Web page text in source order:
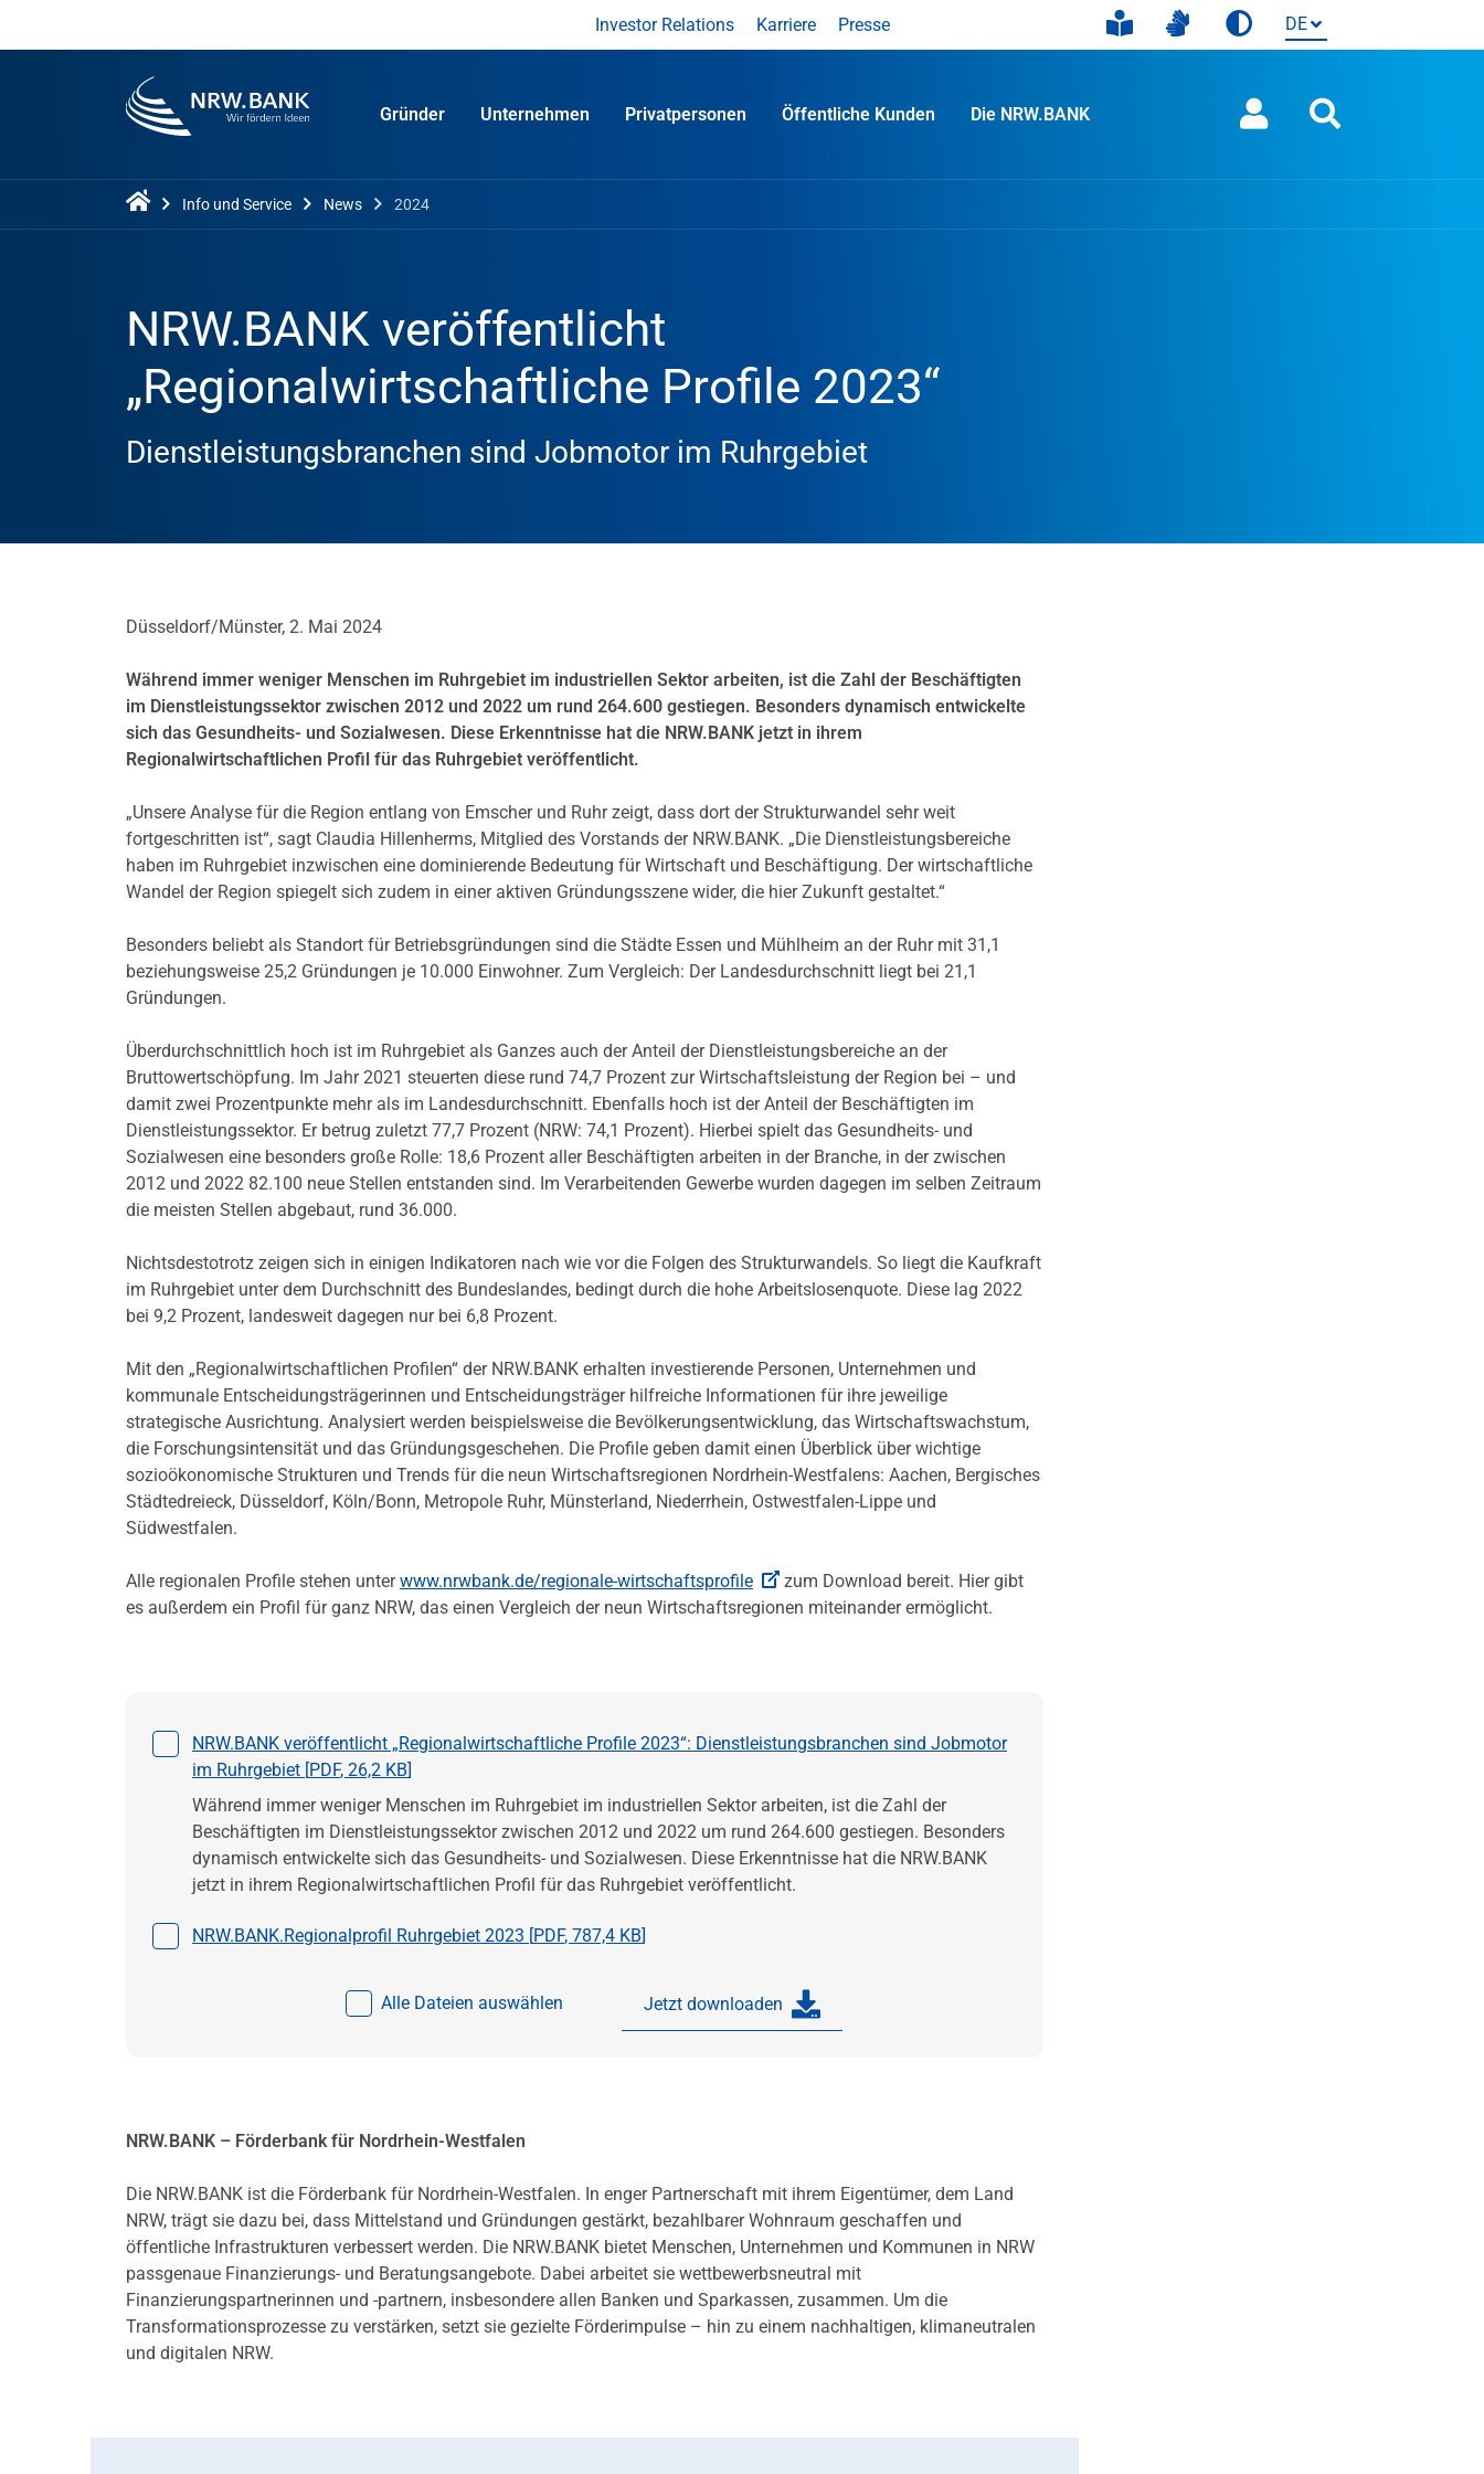
Investor Relations Karriere Presse
Gründer Unternehmen Privatpersonen Öffentliche Kunden Die NRW.BANK
Info und Service News 2024
NRW.BANK veröffentlicht
„Regionalwirtschaftliche Profile 2023“
Dienstleistungsbranchen sind Jobmotor im Ruhrgebiet
Düsseldorf/Münster, 2. Mai 2024
Während immer weniger Menschen im Ruhrgebiet im industriellen Sektor arbeiten, ist die Zahl der Beschäftigten
im Dienstleistungssektor zwischen 2012 und 2022 um rund 264.600 gestiegen. Besonders dynamisch entwickelte
sich das Gesundheits- und Sozialwesen. Diese Erkenntnisse hat die NRW.BANK jetzt in ihrem
Regionalwirtschaftlichen Profil für das Ruhrgebiet veröffentlicht.
„Unsere Analyse für die Region entlang von Emscher und Ruhr zeigt, dass dort der Strukturwandel sehr weit
fortgeschritten ist“, sagt Claudia Hillenherms, Mitglied des Vorstands der NRW.BANK. „Die Dienstleistungsbereiche
haben im Ruhrgebiet inzwischen eine dominierende Bedeutung für Wirtschaft und Beschäftigung. Der wirtschaftliche
Wandel der Region spiegelt sich zudem in einer aktiven Gründungsszene wider, die hier Zukunft gestaltet.“
Besonders beliebt als Standort für Betriebsgründungen sind die Städte Essen und Mühlheim an der Ruhr mit 31,1
beziehungsweise 25,2 Gründungen je 10.000 Einwohner. Zum Vergleich: Der Landesdurchschnitt liegt bei 21,1
Gründungen.
Überdurchschnittlich hoch ist im Ruhrgebiet als Ganzes auch der Anteil der Dienstleistungsbereiche an der
Bruttowertschöpfung. Im Jahr 2021 steuerten diese rund 74,7 Prozent zur Wirtschaftsleistung der Region bei – und
damit zwei Prozentpunkte mehr als im Landesdurchschnitt. Ebenfalls hoch ist der Anteil der Beschäftigten im
Dienstleistungssektor. Er betrug zuletzt 77,7 Prozent (NRW: 74,1 Prozent). Hierbei spielt das Gesundheits- und
Sozialwesen eine besonders große Rolle: 18,6 Prozent aller Beschäftigten arbeiten in der Branche, in der zwischen
2012 und 2022 82.100 neue Stellen entstanden sind. Im Verarbeitenden Gewerbe wurden dagegen im selben Zeitraum
die meisten Stellen abgebaut, rund 36.000.
Nichtsdestotrotz zeigen sich in einigen Indikatoren nach wie vor die Folgen des Strukturwandels. So liegt die Kaufkraft
im Ruhrgebiet unter dem Durchschnitt des Bundeslandes, bedingt durch die hohe Arbeitslosenquote. Diese lag 2022
bei 9,2 Prozent, landesweit dagegen nur bei 6,8 Prozent.
Mit den „Regionalwirtschaftlichen Profilen“ der NRW.BANK erhalten investierende Personen, Unternehmen und
kommunale Entscheidungsträgerinnen und Entscheidungsträger hilfreiche Informationen für ihre jeweilige
strategische Ausrichtung. Analysiert werden beispielsweise die Bevölkerungsentwicklung, das Wirtschaftswachstum,
die Forschungsintensität und das Gründungsgeschehen. Die Profile geben damit einen Überblick über wichtige
sozioökonomische Strukturen und Trends für die neun Wirtschaftsregionen Nordrhein-Westfalens: Aachen, Bergisches
Städtedreieck, Düsseldorf, Köln/Bonn, Metropole Ruhr, Münsterland, Niederrhein, Ostwestfalen-Lippe und
Südwestfalen.
Alle regionalen Profile stehen unterwww.nrwbank.de/regionale-wirtschaftsprofile
zum Download bereit. Hier gibt
es außerdem ein Profil für ganz NRW, das einen Vergleich der neun Wirtschaftsregionen miteinander ermöglicht.
Datei auswählen
NRW.BANK veröffentlicht „Regionalwirtschaftliche Profile 2023“: Dienstleistungsbranchen sind Jobmotor
im Ruhrgebiet [PDF, 26,2 KB]
Während immer weniger Menschen im Ruhrgebiet im industriellen Sektor arbeiten, ist die Zahl der
Beschäftigten im Dienstleistungssektor zwischen 2012 und 2022 um rund 264.600 gestiegen. Besonders
dynamisch entwickelte sich das Gesundheits- und Sozialwesen. Diese Erkenntnisse hat die NRW.BANK
jetzt in ihrem Regionalwirtschaftlichen Profil für das Ruhrgebiet veröffentlicht.
Datei auswählen
NRW.BANK.Regionalprofil Ruhrgebiet 2023 [PDF, 787,4 KB]
Alle Dateien auswählen Jetzt downloaden
NRW.BANK – Förderbank für Nordrhein-Westfalen
Die NRW.BANK ist die Förderbank für Nordrhein-Westfalen. In enger Partnerschaft mit ihrem Eigentümer, dem Land
NRW, trägt sie dazu bei, dass Mittelstand und Gründungen gestärkt, bezahlbarer Wohnraum geschaffen und
öffentliche Infrastrukturen verbessert werden. Die NRW.BANK bietet Menschen, Unternehmen und Kommunen in NRW
passgenaue Finanzierungs- und Beratungsangebote. Dabei arbeitet sie wettbewerbsneutral mit
Finanzierungspartnerinnen und -partnern, insbesondere allen Banken und Sparkassen, zusammen. Um die
Transformationsprozesse zu verstärken, setzt sie gezielte Förderimpulse – hin zu einem nachhaltigen, klimaneutralen
und digitalen NRW.